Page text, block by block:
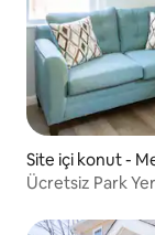
Site içi konut -
Ücretsiz Park